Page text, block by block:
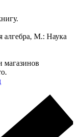
М.: Наука